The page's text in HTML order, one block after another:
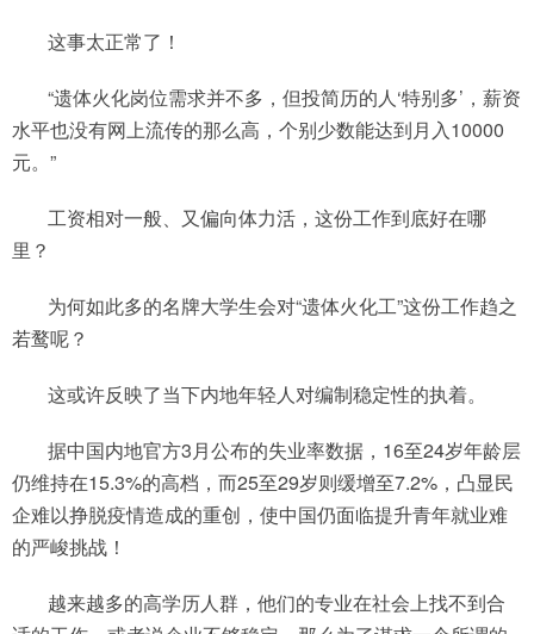
这事太正常了！
“遗体火化岗位需求并不多，但投简历的人‘特别多’，薪资
水平也没有网上流传的那么高，个别少数能达到月入10000
元。”
工资相对一般、又偏向体力活，这份工作到底好在哪
里？
为何如此多的名牌大学生会对“遗体火化工”这份工作趋之
若鹜呢？
这或许反映了当下内地年轻人对编制稳定性的执着。
据中国内地官方3月公布的失业率数据，16至24岁年龄层
仍维持在15.3%的高档，而25至29岁则缓增至7.2%，凸显民
企难以挣脱疫情造成的重创，使中国仍面临提升青年就业难
的严峻挑战！
越来越多的高学历人群，他们的专业在社会上找不到合